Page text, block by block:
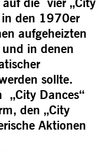
den 1970er
aufgeheizten
in denen
sollte.
Dances“
den „City
Aktionen